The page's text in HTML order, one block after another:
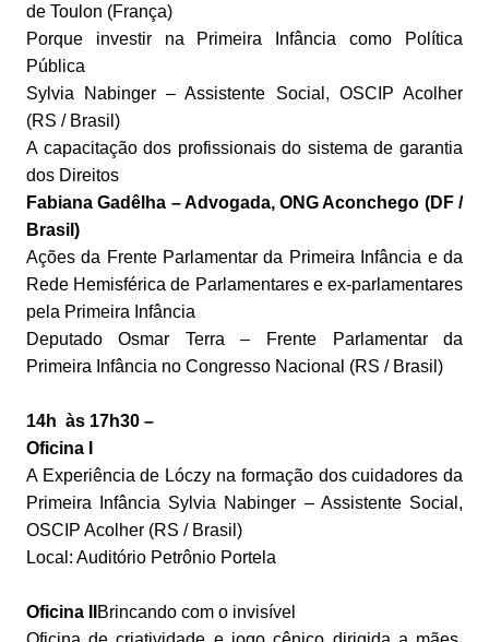
de Toulon (França)
Porque investir na Primeira Infância como Política
Pública
Sylvia Nabinger – Assistente Social, OSCIP Acolher
(RS / Brasil)
A capacitação dos profissionais do sistema de garantia
dos Direitos
Fabiana Gadêlha – Advogada, ONG Aconchego (DF /
Brasil)
Ações da Frente Parlamentar da Primeira Infância e da
Rede Hemisférica de Parlamentares e ex-parlamentares
pela Primeira Infância
Deputado Osmar Terra – Frente Parlamentar da
Primeira Infância no Congresso Nacional (RS / Brasil)
14h às 17h30 –
Oficina I
A Experiência de Lóczy na formação dos cuidadores da
Primeira Infância Sylvia Nabinger – Assistente Social,
OSCIP Acolher (RS / Brasil)
Local: Auditório Petrônio Portela
Oficina II
Brincando com o invisível